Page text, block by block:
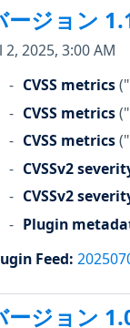
ージョン
2, 2025, 3:00 AM
CVSS metrics
CVSS metrics
CVSS metrics
CVSSv2
CVSSv2
Plugin
Feed:
ージョン